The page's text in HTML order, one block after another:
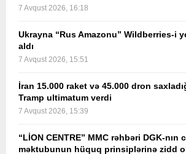
7 Avqust 2026, 16:18
Ukrayna “Rus Amazonu” Wildberries-i
aldı
7 Avqust 2026, 15:51
İran 15.000 raket və 45.000 dron
Tramp ultimatum verdi
7 Avqust 2026, 15:39
“LİON CENTRE” MMC rəhbəri DGK-nın
məktubunun hüquq prinsiplərinə zidd